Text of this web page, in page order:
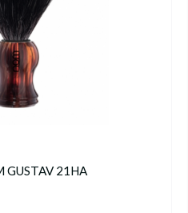
GUSTAV 21HA